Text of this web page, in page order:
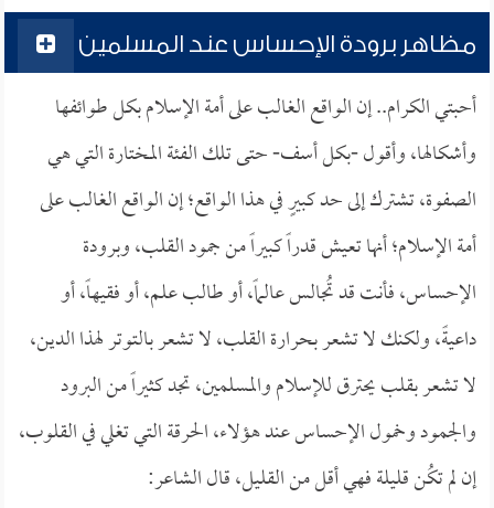
مظاهر برودة الإحساس عند المسلمين
أحبتي الكرام.. إن الواقع الغالب على أمة الإسلام بكل طوائفها
وأشكالها، وأقول -بكل أسف- حتى تلك الفئة المختارة التي هي
الصفوة، تشترك إلى حد كبيرٍ في هذا الواقع؛ إن الواقع الغالب على
أمة الإسلام؛ أنها تعيش قدراً كبيراً من جمود القلب، وبرودة
الإحساس، فأنت قد تُجالس عالماً، أو طالب علم، أو فقيهاً، أو
داعيةً، ولكنك لا تشعر بحرارة القلب، لا تشعر بالتوتر لهذا الدين،
لا تشعر بقلب يحترق للإسلام والمسلمين، تجد كثيراً من البرود
والجمود وخمول الإحساس عند هؤلاء، الحرقة التي تغلي في القلوب،
إن لم تكُن قليلة فهي أقل من القليل، قال الشاعر: